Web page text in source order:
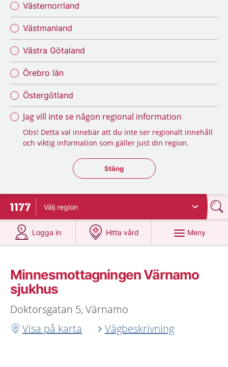
Västernorrland
Västmanland
Västra Götaland
Örebro län
Östergötland
Jag vill inte se någon regional information
Obs! Detta val innebär att du inte ser regionalt innehåll
och viktig information som gäller just din region.
Stäng regionsväljaren
Stäng
Till startsidan för 1177
Välj region
Logga in
på 1177.se
Hitta vård
på 1177.se
Meny
Minnesmottagningen Värnamo
sjukhus
Doktorsgatan 5, Värnamo
Visa på karta
Vägbeskrivning